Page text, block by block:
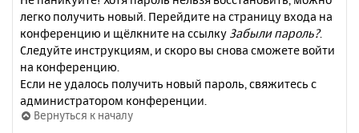
легко получить новый. Перейдите на страницу входа на
конференцию и щёлкните на ссылку Забыли пароль?.
Следуйте инструкциям, и скоро вы снова сможете войти
на конференцию.
Если не удалось получить новый пароль, свяжитесь с
администратором конференции.
Вернуться к началу